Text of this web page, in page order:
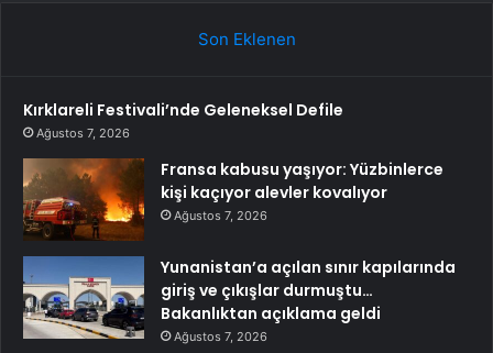
Son Eklenen
Kırklareli Festivali’nde Geleneksel Defile
Ağustos 7, 2026
Fransa kabusu yaşıyor: Yüzbinlerce
kişi kaçıyor alevler kovalıyor
Ağustos 7, 2026
Yunanistan’a açılan sınır kapılarında
giriş ve çıkışlar durmuştu…
Bakanlıktan açıklama geldi
Ağustos 7, 2026